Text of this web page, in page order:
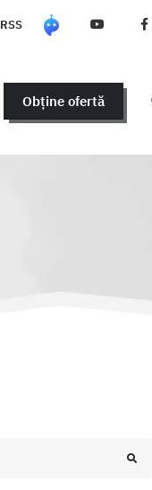
RSS
Obține ofertă